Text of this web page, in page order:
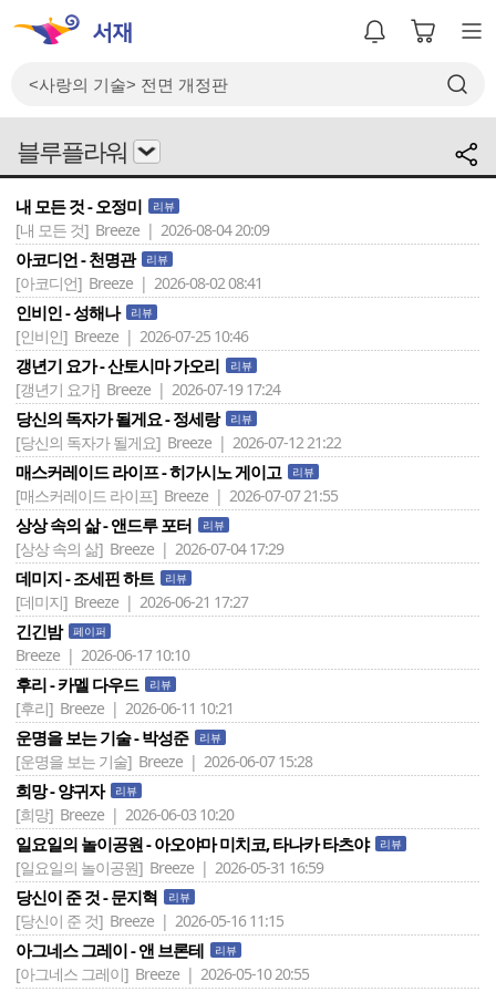
블루플라워
내 모든 것 - 오정미 리뷰
[내 모든 것] Breeze | 2026-08-04 20:09
아코디언 - 천명관 리뷰
[아코디언] Breeze | 2026-08-02 08:41
인비인 - 성해나 리뷰
[인비인] Breeze | 2026-07-25 10:46
갱년기 요가 - 산토시마 가오리 리뷰
[갱년기 요가] Breeze | 2026-07-19 17:24
당신의 독자가 될게요 - 정세랑 리뷰
[당신의 독자가 될게요] Breeze | 2026-07-12 21:22
매스커레이드 라이프 - 히가시노 게이고 리뷰
[매스커레이드 라이프] Breeze | 2026-07-07 21:55
상상 속의 삶 - 앤드루 포터 리뷰
[상상 속의 삶] Breeze | 2026-07-04 17:29
데미지 - 조세핀 하트 리뷰
[데미지] Breeze | 2026-06-21 17:27
긴긴밤 페이퍼
Breeze | 2026-06-17 10:10
후리 - 카멜 다우드 리뷰
[후리] Breeze | 2026-06-11 10:21
운명을 보는 기술 - 박성준 리뷰
[운명을 보는 기술] Breeze | 2026-06-07 15:28
희망 - 양귀자 리뷰
[희망] Breeze | 2026-06-03 10:20
일요일의 놀이공원 - 아오야마 미치코, 타나카 타츠야 리뷰
[일요일의 놀이공원] Breeze | 2026-05-31 16:59
당신이 준 것 - 문지혁 리뷰
[당신이 준 것] Breeze | 2026-05-16 11:15
아그네스 그레이 - 앤 브론테 리뷰
[아그네스 그레이] Breeze | 2026-05-10 20:55